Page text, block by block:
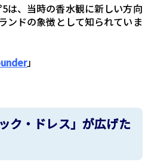
は、当時の香水観に新しい方向
ンドの象徴として知られていま
」
ク・ドレス」が広げた